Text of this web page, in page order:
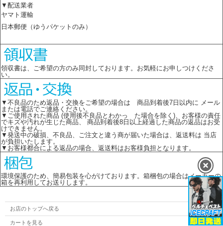
▼配送業者
ヤマト運輸
日本郵便（ゆうパケットのみ）
領収書は、ご希望の方のみ同封しております。お気軽にお申しつけくださ
い。
▼不良品のため返品・交換をご希望の場合は 商品到着後7日以内に メール
または電話でご連絡ください。
▼ご使用された商品 (使用後不良品とわかっ た場合を除く)、お客様の責任
でキズや汚れが生じた商品、 商品到着後8日以上経過した商品の返品はお受
けできません。
▼発送中の破損、不良品、ご注文と違う商が届いた場合は、返送料は 当店
が負担いたします。
▼お客様都合による返品の場合、返送料はお客様負担となります。
環境保護のため、簡易包装を心がけております。箱梱包の場合はメーカーの
箱を再利用してお送りします。
お店のトップへ戻る
カートを見る